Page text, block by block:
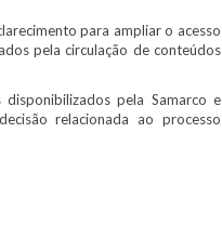
para ampliar o acesso
pela circulação de conteúdos
pela Samarco e
relacionada ao processo